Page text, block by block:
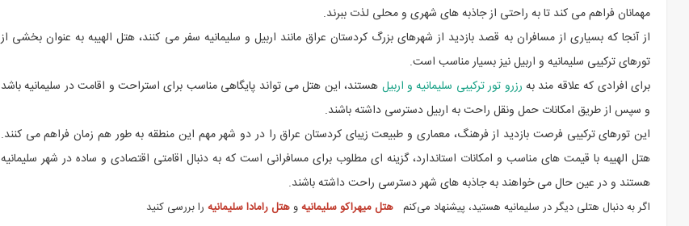
مهمانان فراهم می کند تا به راحتی از جاذبه های شهری و محلی لذت ببرند.
از آنجا که بسیاری از مسافران به قصد بازدید از شهرهای بزرگ کردستان عراق مانند اربیل و سلیمانیه سفر می کنند، هتل الهیبه به عنوان بخشی از
تورهای ترکیبی سلیمانیه و اربیل نیز بسیار مناسب است.
برای افرادی که علاقه مند به رزرو تور ترکیبی سلیمانیه و اربیل هستند، این هتل می تواند پایگاهی مناسب برای استراحت و اقامت در سلیمانیه باشد
و سپس از طریق امکانات حمل ونقل راحت به اربیل دسترسی داشته باشند.
این تورهای ترکیبی فرصت بازدید از فرهنگ، معماری و طبیعت زیبای کردستان عراق را در دو شهر مهم این منطقه به طور هم زمان فراهم می کنند.
هتل الهیبه با قیمت های مناسب و امکانات استاندارد، گزینه ای مطلوب برای مسافرانی است که به دنبال اقامتی اقتصادی و ساده در شهر سلیمانیه
هستند و در عین حال می خواهند به جاذبه های شهر دسترسی راحت داشته باشند.
اگر به دنبال هتلی دیگر در سلیمانیه هستید، پیشنهاد می‌کنم هتل میهراکو سلیمانیهو هتل رامادا سلیمانیه را بررسی کنید